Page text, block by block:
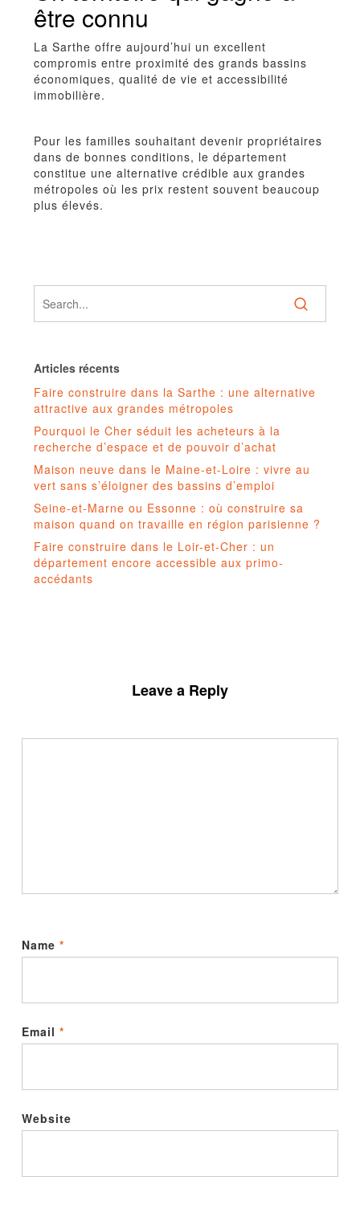
être connu
La Sarthe offre aujourd’hui un excellent
compromis entre proximité des grands bassins
économiques, qualité de vie et accessibilité
immobilière.
Pour les familles souhaitant devenir propriétaires
dans de bonnes conditions, le département
constitue une alternative crédible aux grandes
métropoles où les prix restent souvent beaucoup
plus élevés.
Articles récents
Faire construire dans la Sarthe : une alternative
attractive aux grandes métropoles
Pourquoi le Cher séduit les acheteurs à la
recherche d’espace et de pouvoir d’achat
Maison neuve dans le Maine-et-Loire : vivre au
vert sans s’éloigner des bassins d’emploi
Seine-et-Marne ou Essonne : où construire sa
maison quand on travaille en région parisienne ?
Faire construire dans le Loir-et-Cher : un
département encore accessible aux primo-
accédants
Leave a Reply
Name *
Email *
Website